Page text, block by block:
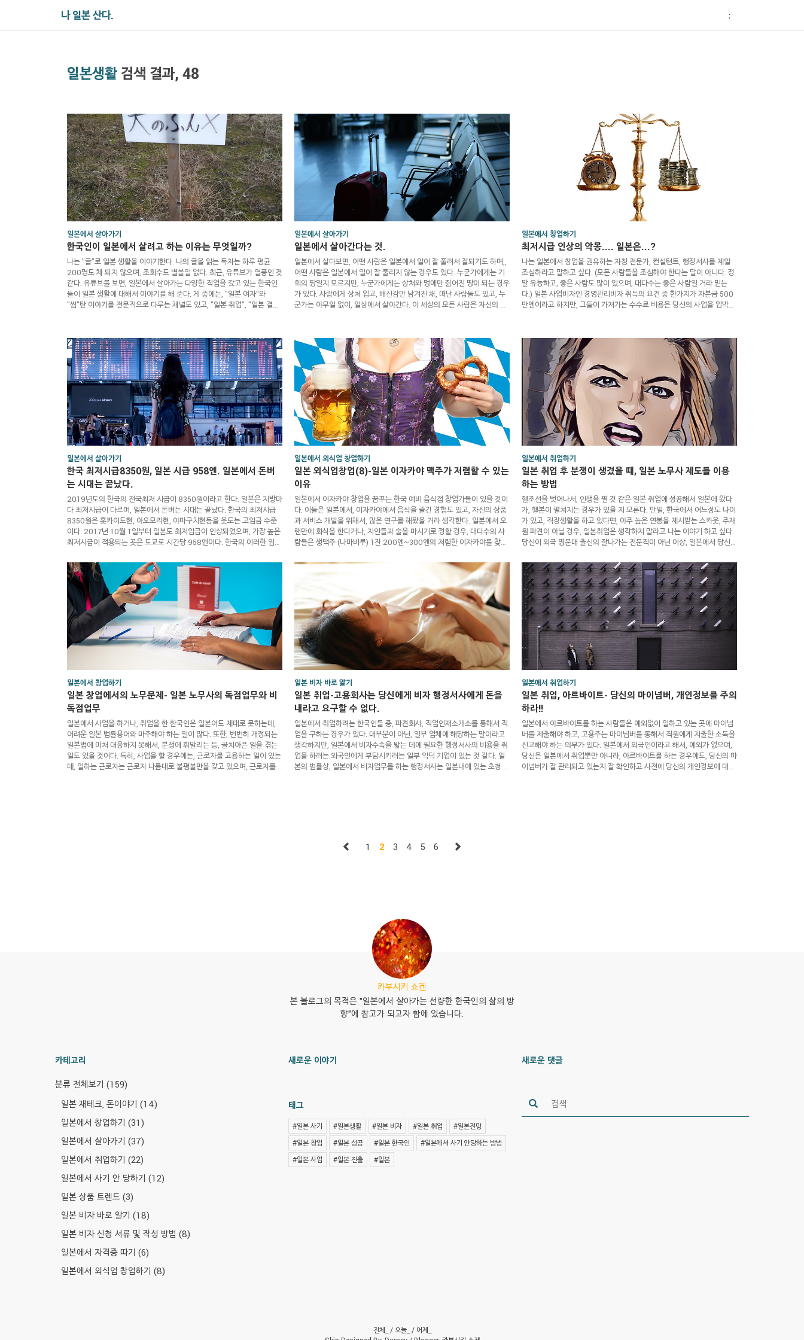
나 일본 산다. ：
일본생활 검색 결과, 48
일본에서 살아가기
한국인이 일본에서 살려고 하는 이유는 무엇일까?
나는 "글"로 일본 생활을 이야기한다. 나의 글을 읽는 독자는 하루 평균
200명도 채 되지 않으며, 조회수도 별볼일 없다. 최근, 유튜브가 열풍인 것
같다. 유튜브를 보면, 일본에서 살아가는 다양한 직업을 갖고 있는 한국인
들이 일본 생활에 대해서 이야기를 해 준다. 게 중에는, "일본 여자"와
"썸"탄 이야기를 전문적으로 다루는 채널도 있고, "일본 취업", "일본 결
을 반대하지 않는다. 그러나, 일본생활에서 마주치게 되는 어려움, 차별, 일
본의 제도를 알고 시작하는 것과, 제대로 모르고 시작하는 것은 하늘과 땅
차이라고 생각하며, 이제까지 내가 만난 한국..
일본에서 살아가기
일본에서 살아간다는 것.
일본에서 살다보면, 어떤 사람은 일본에서 일이 잘 풀려서 잘되기도 하며,,
어떤 사람은 일본에서 일이 잘 풀리지 않는 경우도 있다. 누군가에게는 기
회의 땅일지 모르지만, 누군가에게는 상처와 멍에만 짊어진 땅이 되는 경우
가 있다. 사람에게 상처 입고, 배신감만 남겨진 채, 떠난 사람들도 있고, 누
군가는 아무일 없이, 일상에서 살아간다. 이 세상의 모든 사람은 자신의 경
일 나의 일이 어떻게 될지 걱정될 때도 있다. 내 글은 일본에 대한 희망과
용기를 주는 글이 많지 않다. 왜냐하면, 20대의 젊은 나이라면, 언제든지,
다시 시작할 수 있지만, 이제까지 일본에서 보낸 ..
일본에서 창업하기
최저시급 인상의 악몽.... 일본은...?
나는 일본에서 창업을 권유하는 자칭 전문가, 컨설턴트, 행정서사를 제일
조심하라고 말하고 싶다. (모든 사람들을 조심해야 한다는 말이 아니다. 정
말 유능하고, 좋은 사람도 많이 있으며, 대다수는 좋은 사람일 거라 믿는
다.) 일본 사업비자인 경영관리비자 취득의 요건 중 한가지가 자본금 500
만엔이라고 하지만, 그들이 가져가는 수수료 비용은 당신의 사업을 압박할
서도, 알려주지 않으며, 지속적으로 돈을 받아가려 한다. 만일 경영관리비
자 요건인 500만엔으로 사업하려는 사람이 있다면, 회사설립비와 이들이
가져가는 컨설팅 비, 비자 수속 비용, 그 외 수수료가 얼마인지,..
일본에서 살아가기
한국 최저시급8350원, 일본 시급 958엔. 일본에서 돈버
는 시대는 끝났다.
2019년도의 한국의 전국최저 시급이 8350원이라고 한다. 일본은 지방마
다 최저시급이 다르며, 일본에서 돈버는 시대는 끝났다. 한국의 최저시급
8350원은 홋카이도현, 아오모리현, 야마구치현등을 웃도는 고임금 수준
이다. 2017년 10월 1일부터 일본도 최저임금이 인상되었으며, 가장 높은
최저시급이 적용되는 곳은 도쿄로 시간당 958엔이다. 한국의 이러한 임금
수 있는 나라가 아니다. 내가 일본에 왔을 때의 시급이 3500원 정도로 기
억한다. 그 때에는 일본 도쿄에서 시급 950엔만 받아도, 충성을 다해서 최
선을 다해서 일했건만, 이러한 한국을 보니, 내가 왜 일본을 왔을까 하며,
거울 속에 비친 나를 보며 주저리주저리 해본다. ..
일본에서 외식업 창업하기
일본 외식업창업(8)-일본 이자카야 맥주가 저렴할 수 있는
이유
일본에서 이자카야 창업을 꿈꾸는 한국 예비 음식점 창업가들이 있을 것이
다. 이들은 일본에서, 이자카야에서 음식을 즐긴 경험도 있고, 자신의 상품
과 서비스 개발을 위해서, 많은 연구를 해왔을 거라 생각한다. 일본에서 오
랜만에 회식을 한다거나, 지인들과 술을 마시기로 정할 경우, 대다수의 사
람들은 생맥주 (나마비루) 1잔 200엔~300엔의 저렴한 이자카야를 찾는
은 싸다는 생각을 하지 않겠지만, 일본에서 생맥주 1잔의 200엔~300엔
의 가격은 적자를 각오한 일본 이자카야의 필살기라는 것을 당신은 알아야
한다. 일본의 대다수의 대중 이자카야(술집)는, 생맥주의 가격을 낮추고 있
으며, 그 외의 안주 가격도 점차 떨어지고 있는 추세다. ..
일본에서 취업하기
일본 취업 후 분쟁이 생겼을 때, 일본 노무사 제도를 이용
하는 방법
헬조선을 벗어나서, 인생을 펼 것 같은 일본 취업에 성공해서 일본에 왔다
가, 헬본이 펼쳐지는 경우가 있을 지 모른다. 만일, 한국에서 어느정도 나이
가 있고, 직장생활을 하고 있다면, 아주 높은 연봉을 제시받는 스카웃, 주재
원 파견이 아닐 경우, 일본취업은 생각하지 말라고 나는 이야기 하고 싶다.
당신이 외국 명문대 출신의 잘나가는 전문직이 아닌 이상, 일본에서 당신의
없는 인생을 보낼지 모른다. 아무튼, 꿈만 같던 일본취업에 성공하여, 취업
을 하였다 할지라도, 당신과 회사는 분쟁이 발생할 가능성이 있다. 따라서,
많은 한국인들이 일본 근로기준법과 같은 법률의 지식부재로 어려움을 호
소하고, 한국인 커뮤니티에서 정보를 찾는 일이 있을 ..
일본에서 창업하기
일본 창업에서의 노무문제- 일본 노무사의 독점업무와 비
독점업무
일본에서 사업을 하거나, 취업을 한 한국인은 일본어도 제대로 못하는데,
어려운 일본 법률용어와 마주해야 하는 일이 많다. 또한, 번번히 개정되는
일본법에 미처 대응하지 못해서, 분쟁에 휘말리는 등, 골치아픈 일을 겪는
일도 있을 것이다. 특히, 사업을 할 경우에는, 근로자를 고용하는 일이 있는
데, 일하는 근로자는 근로자 나름대로 불평불만을 갖고 있으며, 근로자를
일본 비자 바로 알기
일본 취업-고용회사는 당신에게 비자 행정서사에게 돈을
내라고 요구할 수 없다.
일본에서 취업하려는 한국인들 중, 파견회사, 직업인재소개소를 통해서 직
업을 구하는 경우가 있다. 대부분이 아닌, 일부 업체에 해당하는 말이라고
생각하지만, 일본에서 비자수속을 밟는 데에 필요한 행정서사의 비용을 취
업을 하려는 외국인에게 부담시키려는 일부 악덕 기업이 있는 것 같다. 일
본의 법률상, 일본에서 비자업무를 하는 행정서사는 일본내에 있는 초청 기
일본에서 취업하기
일본 취업, 아르바이트- 당신의 마이넘버, 개인정보를 주의
하라!!
일본에서 아르바이트를 하는 사람들은 예외없이 일하고 있는 곳에 마이넘
버를 제출해야 하고, 고용주는 마이넘버를 통해서 직원에게 지출한 소득을
신고해야 하는 의무가 있다. 일본에서 외국인이라고 해서, 예외가 없으며,
당신은 일본에서 취업뿐만 아니라, 아르바이트를 하는 경우에도, 당신의 마
이넘버가 잘 관리되고 있는지 잘 확인하고 사전에 당신의 개인정보에 대해
1 2 3 4 5 6
카부시키 쇼켄
본 블로그의 목적은 "일본에서 살아가는 선량한 한국인의 삶의 방
향"에 참고가 되고자 함에 있습니다.
카테고리
분류 전체보기 (159)
일본 재테크, 돈이야기 (14)
일본에서 창업하기 (31)
일본에서 살아가기 (37)
일본에서 취업하기 (22)
일본에서 사기 안 당하기 (12)
일본 상품 트렌드 (3)
일본 비자 바로 알기 (18)
일본 비자 신청 서류 및 작성 방법 (8)
일본에서 자격증 따기 (6)
일본에서 외식업 창업하기 (8)
새로운 이야기
태그
#일본 사기 #일본생활 #일본 비자 #일본 취업
#일본전망
#일본 창업
#일본 성공 #일본 한국인
#일본에서 사기 안당하는 방법
#일본 사업
#일본 진출 #일본
새로운 댓글
전체_ / 오늘_ / 어제_
티스토리툴바